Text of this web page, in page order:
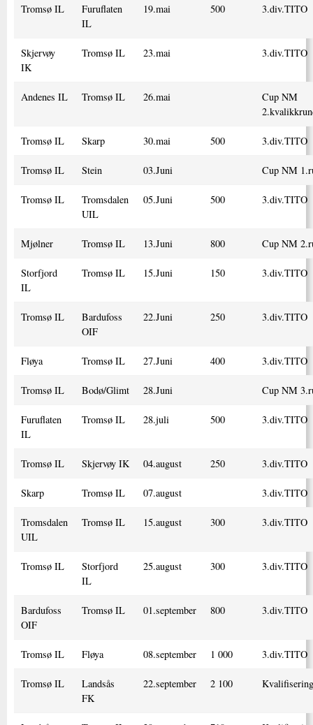
Tromsø IL
Furuflaten
IL
19.mai 500 3.div.TITO
Skjervøy
IK
Tromsø IL 23.mai 3.div.TITO
Andenes IL Tromsø IL 26.mai
Cup NM
Tromsø IL Skarp 30.mai 500 3.div.TITO
Tromsø IL Stein 03.Juni Cup NM
Tromsø IL
Tromsdalen
UIL
05.Juni 500 3.div.TITO
Mjølner Tromsø IL 13.Juni 800 Cup NM
Storfjord
IL
Tromsø IL 15.Juni 150 3.div.TITO
Tromsø IL
Bardufoss
OIF
22.Juni 250 3.div.TITO
Fløya Tromsø IL 27.Juni 400 3.div.TITO
Tromsø IL Bodø/Glimt 28.Juni Cup NM
Furuflaten
IL
Tromsø IL 28.juli 500 3.div.TITO
Tromsø IL Skjervøy IK 04.august 250 3.div.TITO
Skarp Tromsø IL 07.august 3.div.TITO
Tromsdalen
UIL
Tromsø IL 15.august 300 3.div.TITO
Tromsø IL
Storfjord
IL
25.august 300 3.div.TITO
Bardufoss
OIF
Tromsø IL 01.september 800 3.div.TITO
Tromsø IL Fløya 08.september 1 000 3.div.TITO
Tromsø IL
Landsås
FK
22.september 2 100